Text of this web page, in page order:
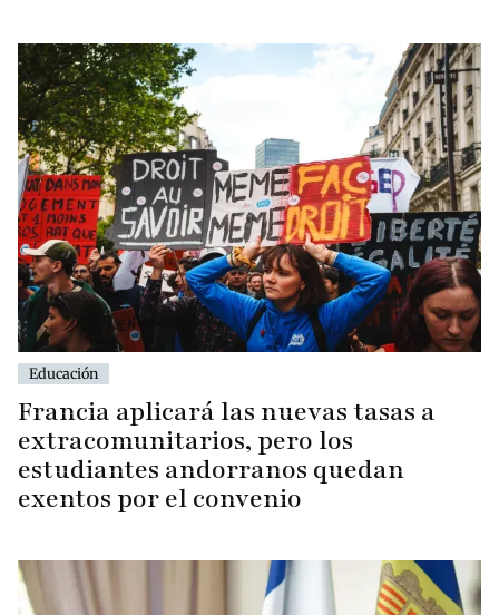
Educación
Francia aplicará las nuevas tasas a
extracomunitarios, pero los
estudiantes andorranos quedan
exentos por el convenio